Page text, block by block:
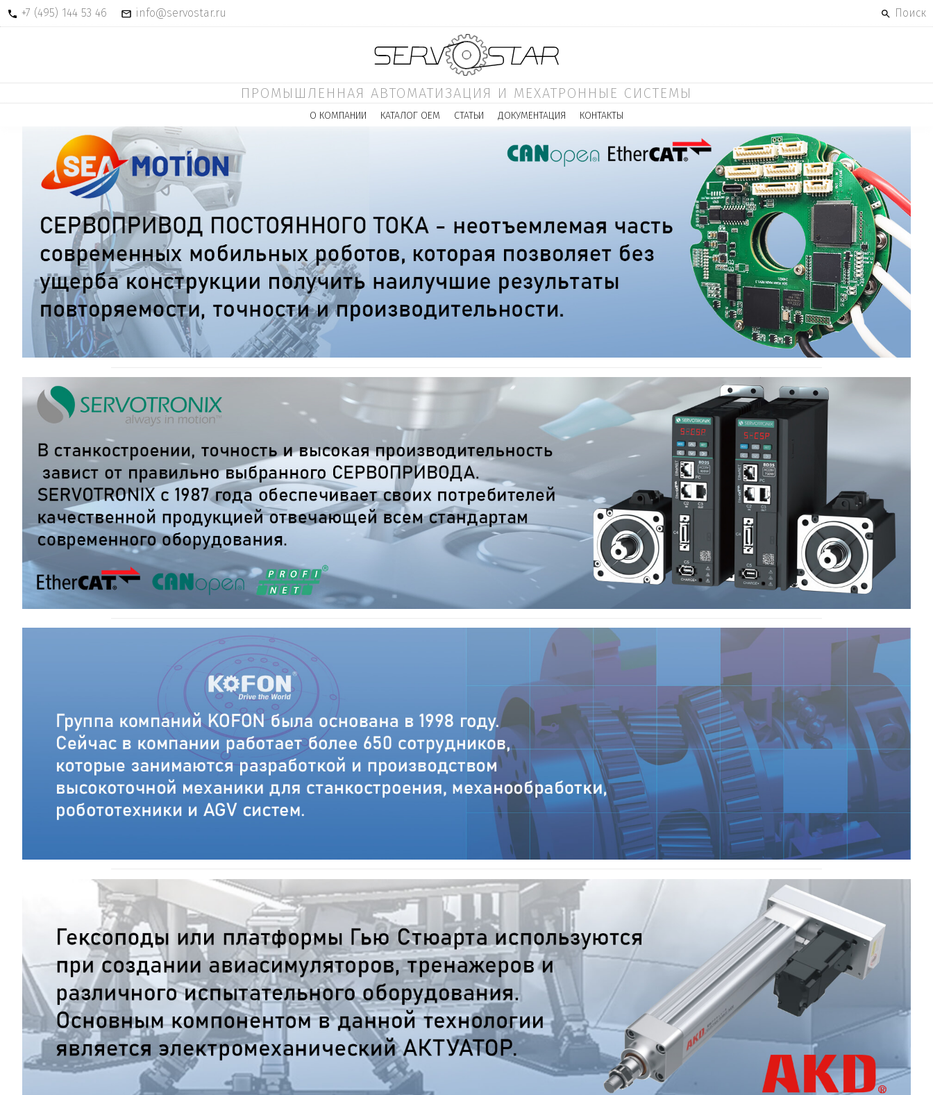
+7 (495) 144 53 46 info@servostar.ru Поиск
ПРОМЫШЛЕННАЯ АВТОМАТИЗАЦИЯ И МЕХАТРОННЫЕ СИСТЕМЫ
О КОМПАНИИ СТАТЬИ ДОКУМЕНТАЦИЯ
КАТАЛОГ ОЕМ КОНТАКТЫ